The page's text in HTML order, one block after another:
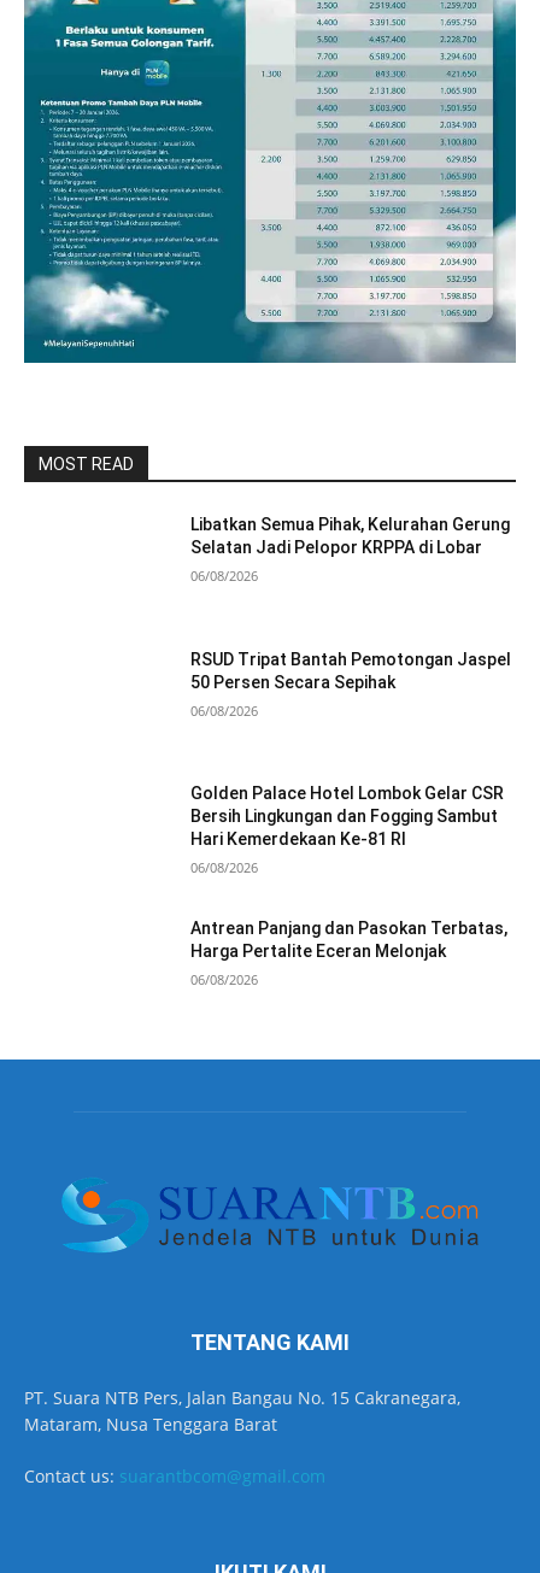
MOST READ
Libatkan Semua Pihak, Kelurahan Gerung
Selatan Jadi Pelopor KRPPA di Lobar
06/08/2026
RSUD Tripat Bantah Pemotongan Jaspel
50 Persen Secara Sepihak
06/08/2026
Golden Palace Hotel Lombok Gelar CSR
Bersih Lingkungan dan Fogging Sambut
Hari Kemerdekaan Ke-81 RI
06/08/2026
Antrean Panjang dan Pasokan Terbatas,
Harga Pertalite Eceran Melonjak
06/08/2026
TENTANG KAMI
PT. Suara NTB Pers, Jalan Bangau No. 15 Cakranegara,
Mataram, Nusa Tenggara Barat
Contact us: suarantbcom@gmail.com